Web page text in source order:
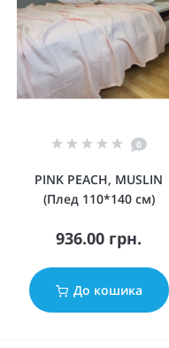
0
PINK PEACH, MUSLIN
(Плед 110*140 см)
936.00 грн.
До кошика